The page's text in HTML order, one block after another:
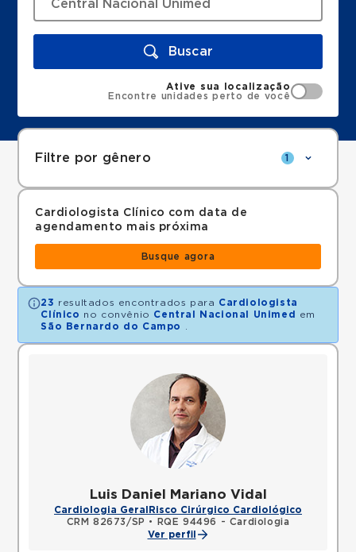
Buscar
Ative sua localização
Encontre unidades perto de você
Filtre por gênero 1
Cardiologista Clínico com data de
agendamento mais próxima
Busque agora
23 resultados encontrados para Cardiologista
Clínico no convênio Central Nacional Unimed
em
São Bernardo do Campo
Luis Daniel Mariano Vidal
Cardiologia Geral Risco Cirúrgico Cardiológico
CRM 82673/SP •
RQE 94496 - Cardiologia
Ver perfil